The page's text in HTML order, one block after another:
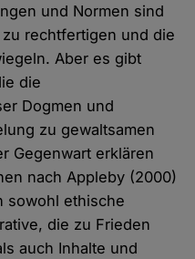
und Normen sind
rechtfertigen und die
Aber es gibt
die
Dogmen und
zu gewaltsamen
Gegenwart erklären
nach Appleby (2000)
sowohl ethische
die zu Frieden
auch Inhalte und